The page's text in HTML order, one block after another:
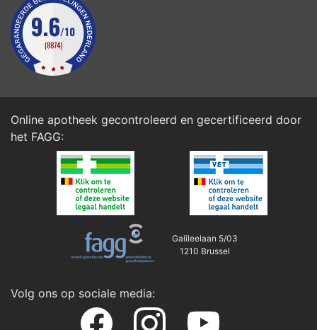
Online apotheek gecontroleerd en gecertificeerd door
het FAGG:
Galileelaan 5/03
1210 Brussel
Volg ons op sociale media: